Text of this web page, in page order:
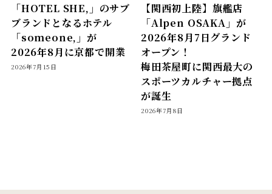
「HOTEL SHE,」のサブ
ブランドとなるホテル
「someone,」が
2026年8月に京都で開業
2026年7月15日
【関西初上陸】旗艦店
「Alpen OSAKA」が
2026年8月7日グランド
オープン！
梅田茶屋町に関西最大の
スポーツカルチャー拠点
が誕生
2026年7月8日